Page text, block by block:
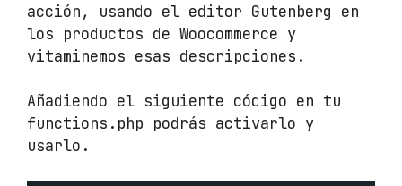
acción, usando el editor Gutenberg en
los productos de Woocommerce y
vitaminemos esas descripciones.
Añadiendo el siguiente código en tu
functions.php podrás activarlo y
usarlo.